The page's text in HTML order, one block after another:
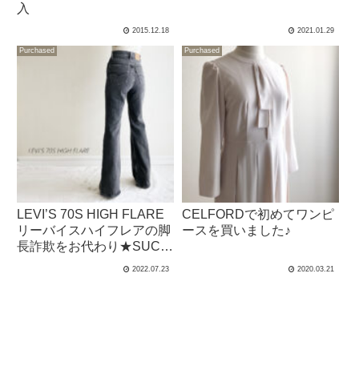
入
2015.12.18 2021.01.29
Purchased
LEVI’S 70S HIGH FLARE
リーバイスハイフレアの脚
長詐欺をお代わり★SUCH
A DOOZIE ブラック 2022.07.23
Purchased
CELFORDで初めてワンピ
ースを買いました♪
2020.03.21